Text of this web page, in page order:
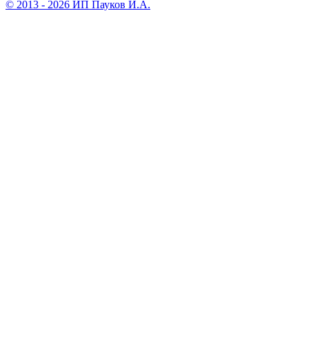
© 2013 - 2026 ИП Пауков И.А.